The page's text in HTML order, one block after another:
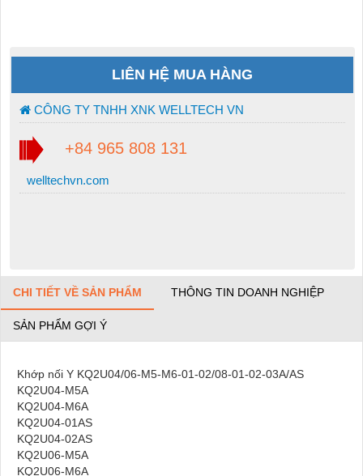
LIÊN HỆ MUA HÀNG
CÔNG TY TNHH XNK WELLTECH VN
+84 965 808 131
welltechvn.com
CHI TIẾT VỀ SẢN PHẨM THÔNG TIN DOANH NGHIỆP
SẢN PHẨM GỢI Ý
Khớp nối Y KQ2U04/06-M5-M6-01-02/08-01-02-03A/AS
KQ2U04-M5A
KQ2U04-M6A
KQ2U04-01AS
KQ2U04-02AS
KQ2U06-M5A
KQ2U06-M6A